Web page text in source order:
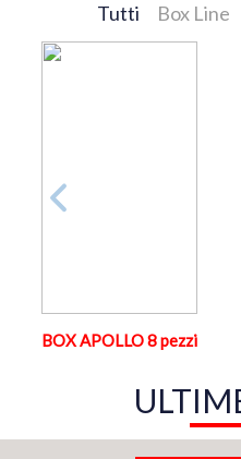
Tutti Box Line
BOX APOLLO 8 pezzi